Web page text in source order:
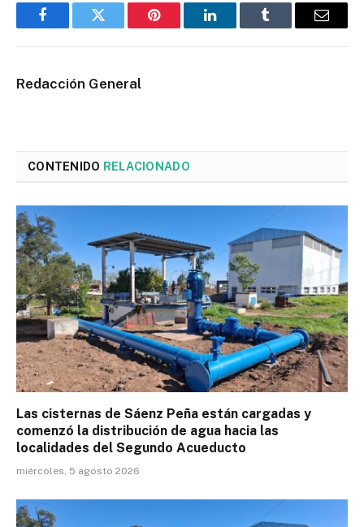
FacebookTwitter Pinterest LinkedInTumblr Email
Redacción General
CONTENIDO RELACIONADO
Las cisternas de Sáenz Peña están cargadas y
comenzó la distribución de agua hacia las
localidades del Segundo Acueducto
miércoles, 5 agosto 2026